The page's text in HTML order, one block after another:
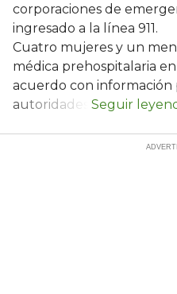
corporaciones de
ingresado a la línea 911.
Cuatro mujeres y un
médica prehospitalaria
acuerdo con información
autoridades.